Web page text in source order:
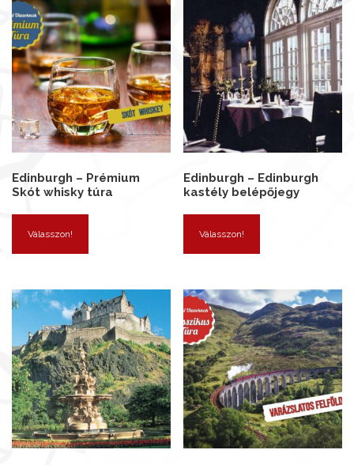
Edinburgh – Prémium
Skót whisky túra
Válasszon!
Edinburgh – Edinburgh
kastély belépőjegy
Válasszon!